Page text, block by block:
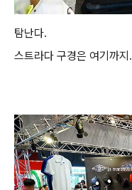
탐난다.
스트라다 구경은 여기까지.